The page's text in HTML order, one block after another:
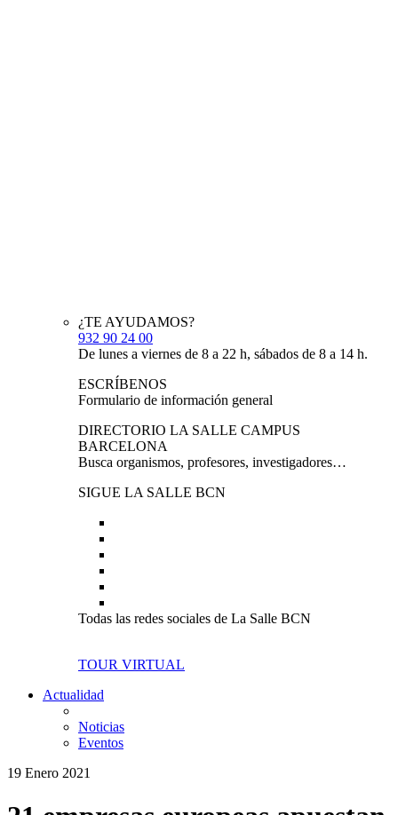
¿TE AYUDAMOS?
932 90 24 00
De lunes a viernes de 8 a 22 h, sábados de 8 a 14 h.
ESCRÍBENOS
Formulario de información general
DIRECTORIO LA SALLE CAMPUS
BARCELONA
Busca organismos, profesores, investigadores…
SIGUE LA SALLE BCN
Todas las redes sociales de La Salle BCN
TOUR VIRTUAL
Actualidad
Noticias
Eventos
19 Enero 2021